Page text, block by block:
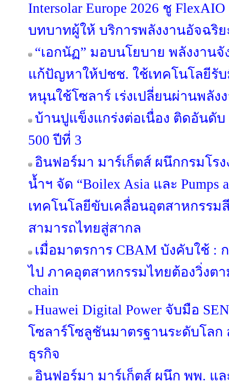
Intersolar Europe 2026 ชู
บทบาทผู้ให้ บริการพลังงานอัจฉริย
“เอกนัฏ” มอบนโยบาย พลังงาน
แก้ปัญหาให้ปชช. ใช้เทคโนโลยีรั
หนุนใช้โซลาร์ เร่งเปลี่ยนผ่านพลั
บ้านปูแข็งแกร่งต่อเนื่อง ติดอันดับ
500 ปีที่ 3
อินฟอร์มา มาร์เก็ตส์ ผนึกกรมโร
น้ำฯ จัด “Boilex Asia และ Pumps
เทคโนโลยีขับเคลื่อนอุตสาหกรรม
สามารถไทยสู่สากล
เมื่อมาตรการ CBAM บังคับใช้ :
ไป ภาคอุตสาหกรรมไทยต้องวิ่งตา
chain
Huawei Digital Power จับมือ
โซลาร์โซลูชันมาตรฐานระดับโล
ธุรกิจ
อินฟอร์มา มาร์เก็ตส์ ผนึก พพ. แล